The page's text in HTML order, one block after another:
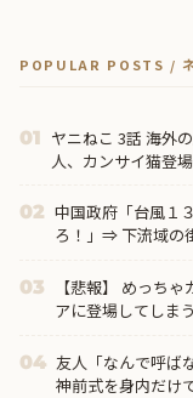
POPULAR POSTS /
01 ヤニねこ 3話 海外
人、カンサイ猫登場
02 中国政府「台風１
ろ！」⇒ 下流域の
03
【悲報】 めっち
アに登場してし
04 友人「なんで呼
神前式を身内だけ